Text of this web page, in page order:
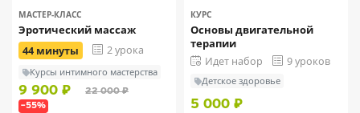
МАСТЕР-КЛАСС
Эротический массаж
44 минуты 2 урока
Курсы интимного мастерства
9 900 ₽ 22 000 ₽
–55%
КУРС
Основы двигательной
терапии
Идет набор 9 уроков
Детское здоровье
5 000 ₽